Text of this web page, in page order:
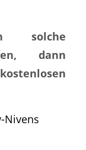
solche
dann
Nivens